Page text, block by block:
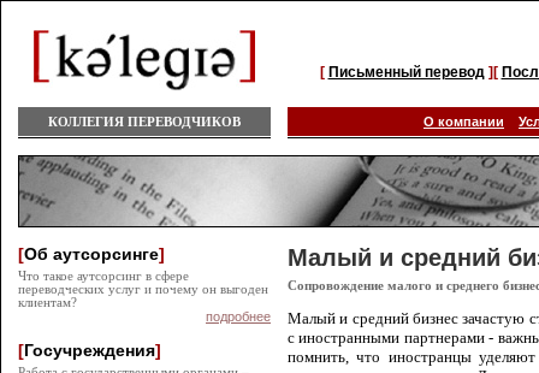
КОЛЛЕГИЯ ПЕРЕВОДЧИКОВ
[ Письменный перевод][
О компании
[Об аутсорсинге]
Что такое аутсорсинг в сфере
переводческих услуг и почему он выгоден
клиентам?
подробнее
[Госучреждения]
Малый и средний
Сопровождение малого и среднего
Малый и средний бизнес зачастую
с иностранными партнерами -
помнить, что иностранцы уделяют